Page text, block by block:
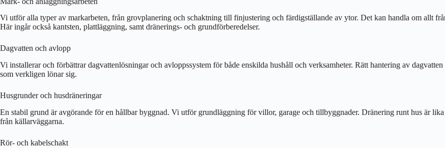
Vi utför alla typer av markarbeten, från grovplanering och schaktning till finjustering och färdigställande av ytor. Det kan handla om allt
Här ingår också kantsten, plattläggning, samt dränerings- och grundförberedelser.
Dagvatten och avlopp
Vi installerar och förbättrar dagvattenlösningar och avloppssystem för både enskilda hushåll och verksamheter. Rätt hantering av
som verkligen lönar sig.
Husgrunder och husdräneringar
En stabil grund är avgörande för en hållbar byggnad. Vi utför grundläggning för villor, garage och tillbyggnader. Dränering runt hus är
från källarväggarna.
Rör- och kabelschakt